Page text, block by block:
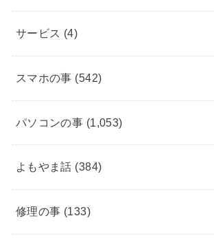
サービス (4)
スマホの事 (542)
パソコンの事 (1,053)
よもやま話 (384)
修理の事 (133)